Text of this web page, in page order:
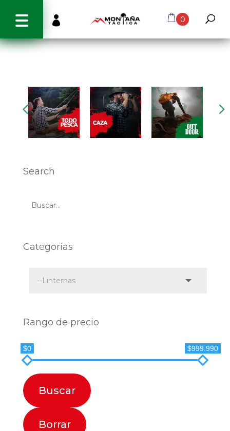
0

Search
Categorías
Rango de precio
$0 $999.990
Buscar
Borrar